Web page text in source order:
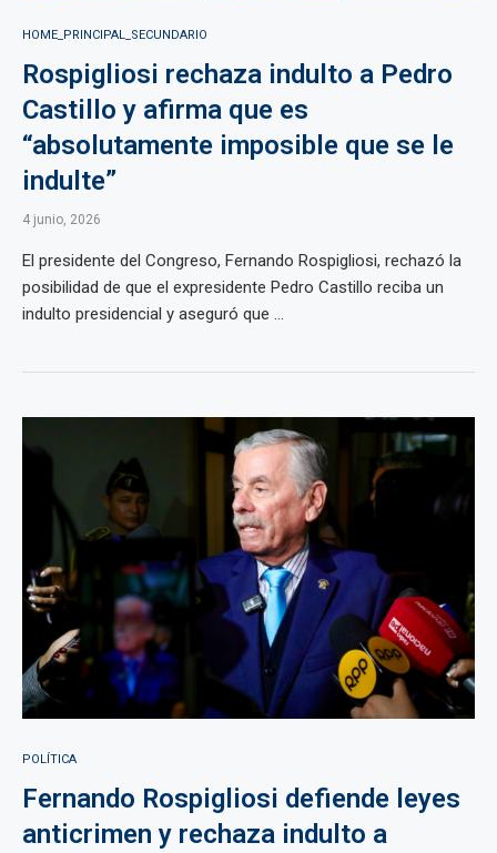
HOME_PRINCIPAL_SECUNDARIO
Rospigliosi rechaza indulto a Pedro
Castillo y afirma que es
“absolutamente imposible que se le
indulte”
4 junio, 2026
El presidente del Congreso, Fernando Rospigliosi, rechazó la
posibilidad de que el expresidente Pedro Castillo reciba un
indulto presidencial y aseguró que ...
POLÍTICA
Fernando Rospigliosi defiende leyes
anticrimen y rechaza indulto a